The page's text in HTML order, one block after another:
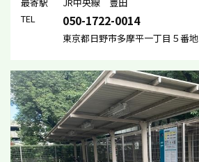
最寄駅
JR中央線 豊田
TEL
050-1722-0014
東京都日野市多摩平一丁目５番地